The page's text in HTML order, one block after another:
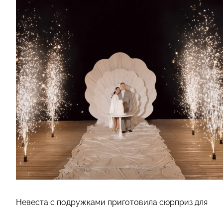
Невеста с подружками приготовила сюрприз для